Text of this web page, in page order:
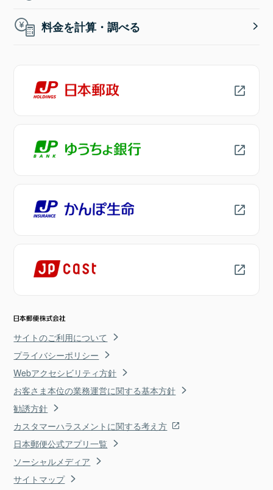
料金を計算・調べる
サイトのご利用について
プライバシーポリシー
Webアクセシビリティ方針
お客さま本位の業務運営に関する基本方針
勧誘方針
カスタマーハラスメントに関する考え方
日本郵便公式アプリ一覧
ソーシャルメディア
サイトマップ